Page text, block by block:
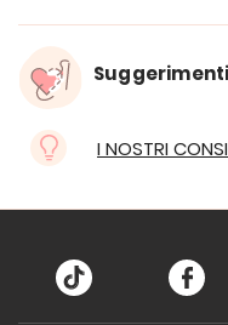
I NOSTRI